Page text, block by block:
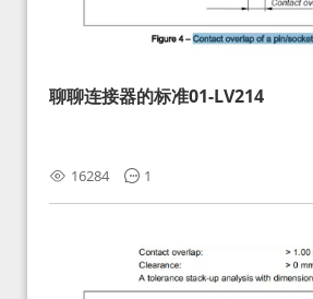
聊聊连接器的标准01-LV214
16284 1